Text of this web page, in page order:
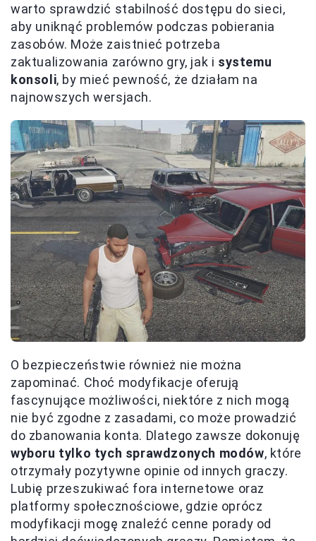
warto sprawdzić stabilność dostępu do sieci,
aby uniknąć problemów podczas pobierania
zasobów. Może zaistnieć potrzeba
zaktualizowania zarówno gry, jak i systemu
konsoli, by mieć pewność, że działam na
najnowszych wersjach.
O bezpieczeństwie również nie można
zapominać. Choć modyfikacje oferują
fascynujące możliwości, niektóre z nich mogą
nie być zgodne z zasadami, co może prowadzić
do zbanowania konta. Dlatego zawsze dokonuję
wyboru tylko tych sprawdzonych modów, które
otrzymały pozytywne opinie od innych graczy.
Lubię przeszukiwać fora internetowe oraz
platformy społecznościowe, gdzie oprócz
modyfikacji mogę znaleźć cenne porady od